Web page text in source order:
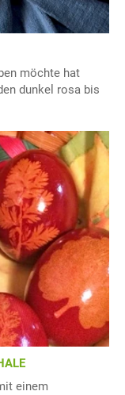
möchte hat
dunkel rosa bis
einem